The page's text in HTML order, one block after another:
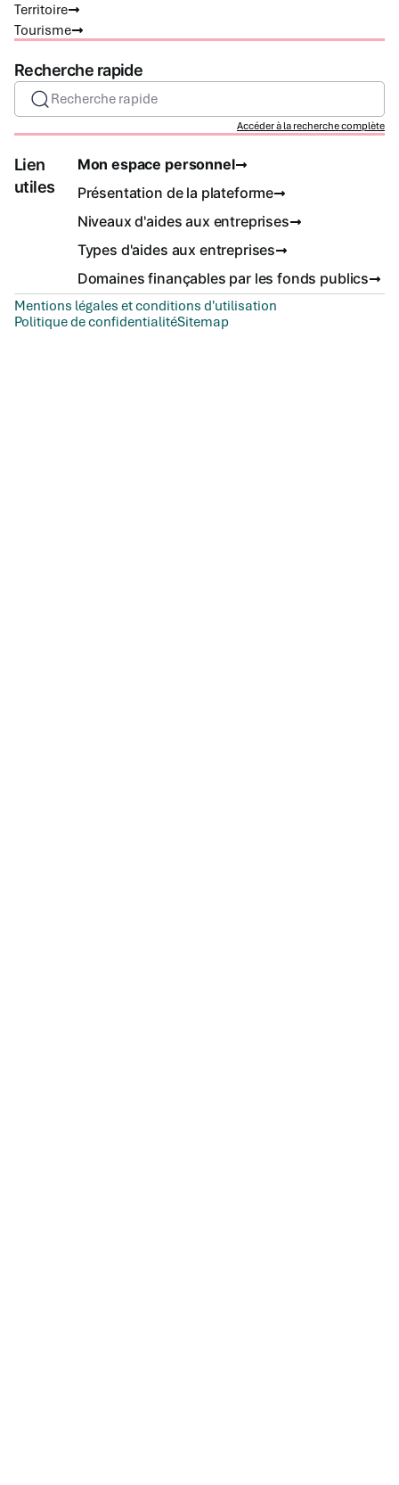
Territoire
Tourisme
Recherche rapide
Recherche rapide
Accéder à la recherche complète
Lien
utiles
Mon espace personnel
Présentation de la plateforme
Niveaux d'aides aux entreprises
Types d'aides aux entreprises
Domaines finançables par les fonds publics
Mentions légales et conditions d'utilisation
Politique de confidentialitéSitemap